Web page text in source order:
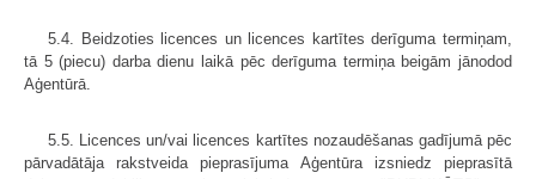
5.4. Beidzoties licences un licences kartītes derīguma termiņam,
tā 5 (piecu) darba dienu laikā pēc derīguma termiņa beigām jānodod
Aģentūrā.
5.5. Licences un/vai licences kartītes nozaudēšanas gadījumā pēc
pārvadātāja rakstveida pieprasījuma Aģentūra izsniedz pieprasītā